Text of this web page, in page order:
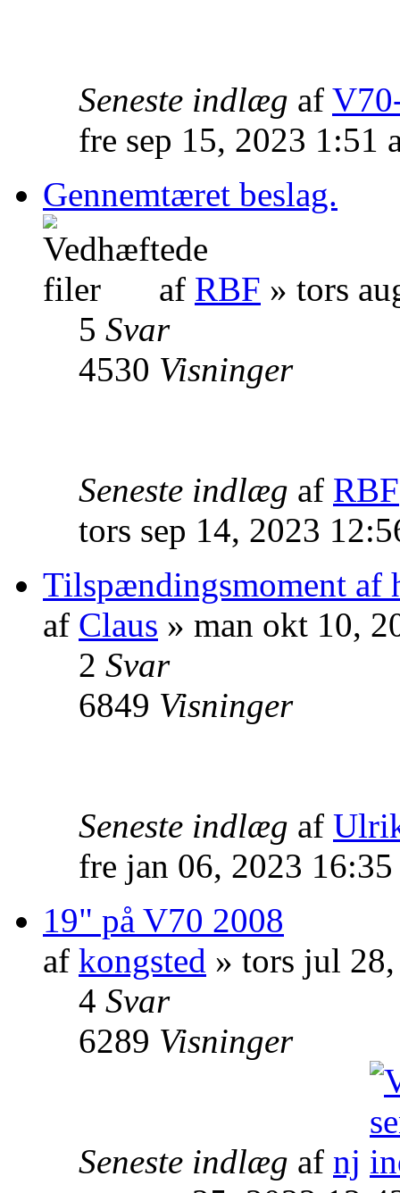
Seneste indlæg af
fre sep 15, 2023 1:51
Gennemtæret beslag.
af RBF » tors
5 Svar
4530 Visninger
Seneste indlæg af RBF
tors sep 14, 2023
Tilspændingsmoment af
af Claus » man okt 10,
2 Svar
6849 Visninger
Seneste indlæg af
fre jan 06, 2023
19" på V70 2008
af kongsted » tors jul
4 Svar
6289 Visninger
Seneste indlæg af nj